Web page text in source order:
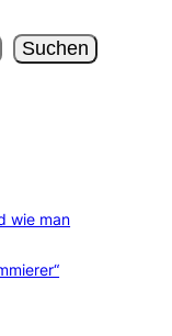
Suchen
wie man